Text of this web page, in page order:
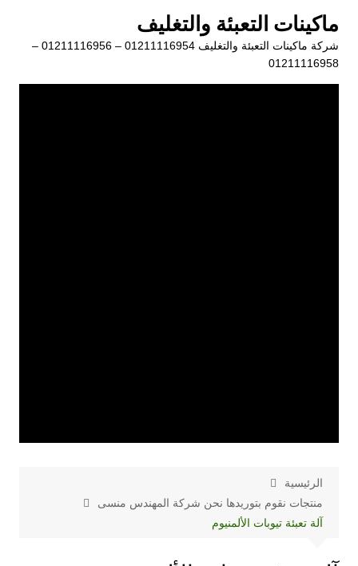
المحتوى
ماكينات التعبئة والتغليف
شركة ماكينات التعبئة والتغليف 01211116954 – 01211116956 –
01211116958
الرئيسية
منتجات نقوم بتوريدها نحن شركة المهندس منسى
آلة تعبئة تيوبات الألمنيوم